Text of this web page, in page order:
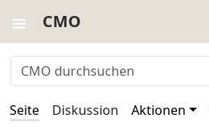
CMO
Seite Diskussion Aktionen